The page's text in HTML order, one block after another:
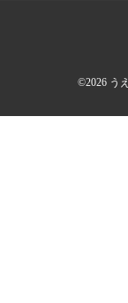
©2026 う